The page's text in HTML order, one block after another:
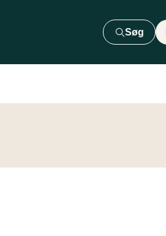
Søg